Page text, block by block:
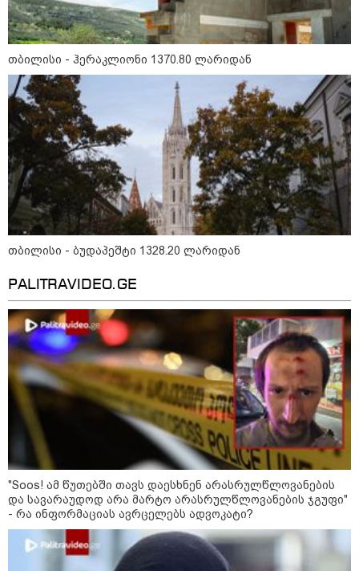
"მამის მიერ ცოტნესთვის
დატოვებულ სახლში
თვითნებურად ცხოვრობს
ადამიანი, რომელიც ზვიადის
ანდერძში ერთი სიტყვითაც კი
არ არის მოხსენიებული" - ანა
ჯაბაური
09:32 / 05-08-2026
"4 დღე უწყლოდ და უპუროდ
გაატარეს, მათ სიცოცხლე
დავუბრუნეთ" - ქართველი
მეზღვაური წერს, რომ 36
მიგრანტი, მათ შორის, ორსული
გოგონა გადაარჩინა
12:20 / 04-08-2026
"როცა კანონიკიდან
გამომდინარე, მართებულად
სიყვარულითა უნდა ავუხსნათ,
რომ შფოთვა არ დაიბადოს" -
დედა სიდონია
კატეგორიის ყველა სიახლე
მკითხველის რჩევით
თბილისი - ჰერაკლიონი 1370.80 ლარიდან
თბილისი - ბუდაპეშტი 1328.20 ლარიდან
PALITRAVIDEO.GE
"Soos! ამ წუთებში თავს დაესხნენ არასრულწლოვანების
და სავარაუდოდ არა მარტო არასრულწლოვანების ჯგუფი"
- რა ინფორმაციას ავრცელებს ადვოკატი?